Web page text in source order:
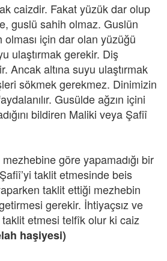
caizdir. Fakat yüzük dar olup
guslü sahih olmaz. Guslün
için dar olan yüzüğü
ulaştırmak gerekir. Diş
Ancak altına suyu ulaştırmak
sökmek gerekmez. Dinimizin
Gusülde ağzın içini
bildiren Maliki veya Şafiî
göre yapamadığı bir
taklit etmesinde beis
taklit ettiği mezhebin
gerekir. İhtiyaçsız ve
etmesi telfîk olur ki caiz
haşiyesi)